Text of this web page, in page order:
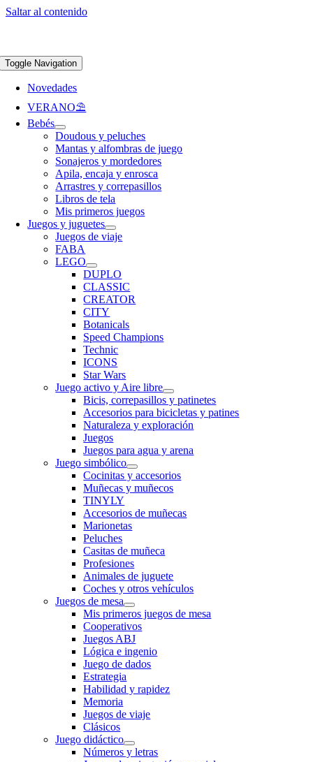
Saltar al contenido
Toggle Navigation
Novedades
VERANO⛱️​
Bebés
Doudous y peluches
Mantas y alfombras de juego
Sonajeros y mordedores
Apila, encaja y enrosca
Arrastres y correpasillos
Libros de tela
Mis primeros juegos
Juegos y juguetes
Juegos de viaje
FABA
LEGO
DUPLO
CLASSIC
CREATOR
CITY
Botanicals
Speed Champions
Technic
ICONS
Star Wars
Juego activo y Aire libre
Bicis, correpasillos y patinetes
Accesorios para bicicletas y patines
Naturaleza y exploración
Juegos
Juegos para agua y arena
Juego simbólico
Cocinitas y accesorios
Muñecas y muñecos
TINYLY
Accesorios de muñecas
Marionetas
Peluches
Casitas de muñeca
Profesiones
Animales de juguete
Coches y otros vehículos
Juegos de mesa
Mis primeros juegos de mesa
Cooperativos
Juegos ABJ
Lógica e ingenio
Juego de dados
Estrategia
Habilidad y rapidez
Memoria
Juegos de viaje
Clásicos
Juego didáctico
Números y letras